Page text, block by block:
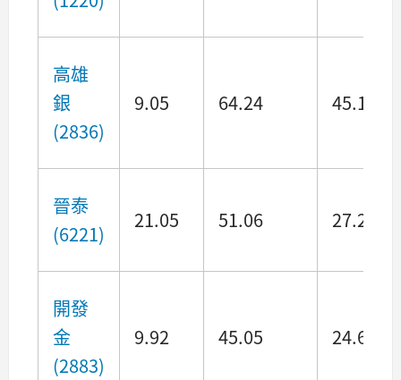
高雄
銀
(2836)
9.05 64.24 45.10
晉泰
(6221)
21.05 51.06 27.24
開發
金
(2883)
9.92 45.05 24.64